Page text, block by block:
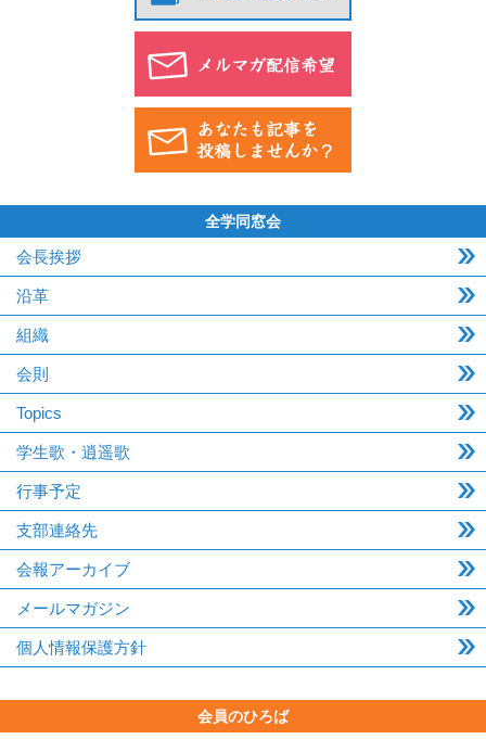
全学同窓会
会長挨拶
沿革
組織
会則
Topics
学生歌・逍遥歌
行事予定
支部連絡先
会報アーカイブ
メールマガジン
個人情報保護方針
会員のひろば